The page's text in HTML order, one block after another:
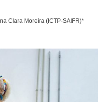
Clara Moreira (ICTP-SAIFR)*